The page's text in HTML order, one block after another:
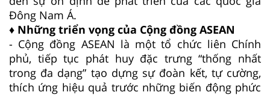
Đông Nam Á.
♦ Những triển vọng của Cộng đồng ASEAN
- Cộng đồng ASEAN là một tổ chức liên Chính
phủ, tiếp tục phát huy đặc trưng “thống nhất
trong đa dạng” tạo dựng sự đoàn kết, tự cường,
thích ứng hiệu quả trước những biến động phức